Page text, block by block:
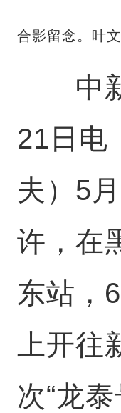
合影留念。叶
中新
21日电
夫）5
许，在
东站，
上开
次“龙